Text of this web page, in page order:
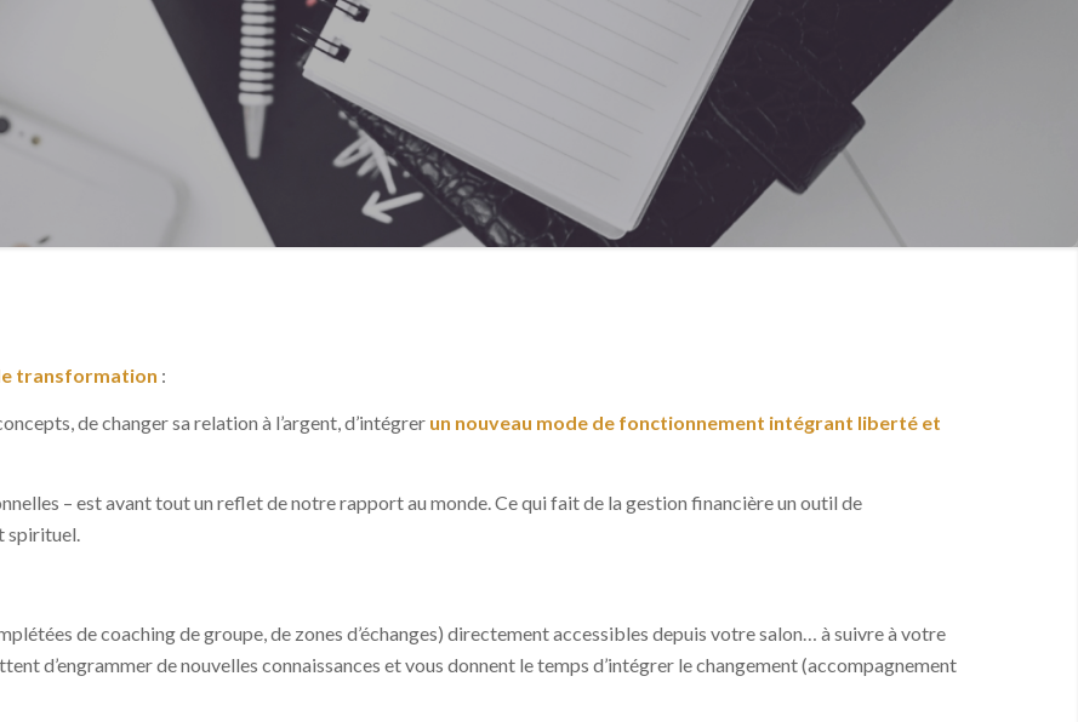
transformation :
de changer sa relation à l’argent, d’intégrer un nouveau mode de fonctionnement intégrant liberté et
– est avant tout un reflet de notre rapport au monde. Ce qui fait de la gestion financière un outil de
spirituel.
de coaching de groupe, de zones d’échanges) directement accessibles depuis votre salon… à suivre à votre
d’engrammer de nouvelles connaissances et vous donnent le temps d’intégrer le changement (accompagnement